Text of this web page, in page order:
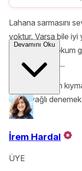
Lahana sarmasını
yoktur. Varsa bile iyi
gelmemiştir.
Nasıl sevilmez...
Ben her zaman
zeytinyağlı
oldu.
Devamını Oku
İrem Hardal
ÜYE